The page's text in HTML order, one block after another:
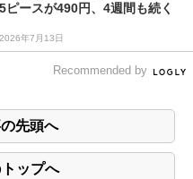
5ピースが490円、4週間も続く
2026年7月13日
Recommended by
先頭へ
ップへ